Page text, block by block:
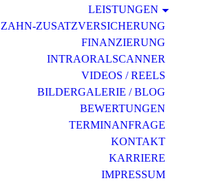
LEISTUNGEN
ZAHN-ZUSATZVERSICHERUNG
FINANZIERUNG
INTRAORALSCANNER
VIDEOS / REELS
BILDERGALERIE / BLOG
BEWERTUNGEN
TERMINANFRAGE
KONTAKT
KARRIERE
IMPRESSUM